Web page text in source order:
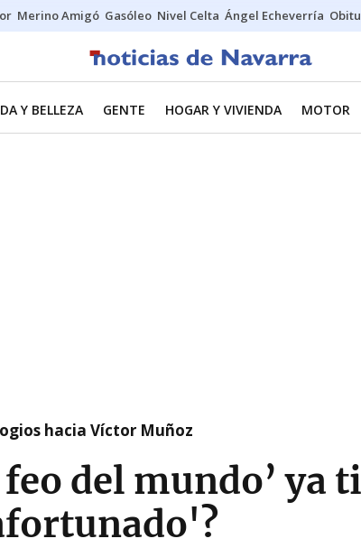
Merino Amigó Gasóleo Nivel Celta Ángel Echeverría
Y BELLEZA GENTE HOGAR Y VIVIENDA MOTOR
hacia Víctor Muñoz
del mundo’ ya